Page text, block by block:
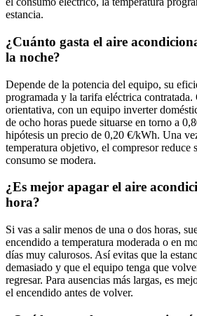
estancia.
¿Cuánto gasta el aire
la noche?
Depende de la potencia del equipo, su
programada y la tarifa eléctrica contratada.
orientativa, con un equipo inverter
de ocho horas puede situarse en torno a
hipótesis un precio de 0,20 €/kWh. Una
temperatura objetivo, el compresor reduce
consumo se modera.
¿Es mejor apagar el aire
hora?
Si vas a salir menos de una o dos horas,
encendido a temperatura moderada o en
días muy calurosos. Así evitas que la
demasiado y que el equipo tenga que
regresar. Para ausencias más largas, es
el encendido antes de volver.